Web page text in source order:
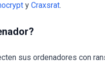
y Craxsrat.
sus ordenadores con